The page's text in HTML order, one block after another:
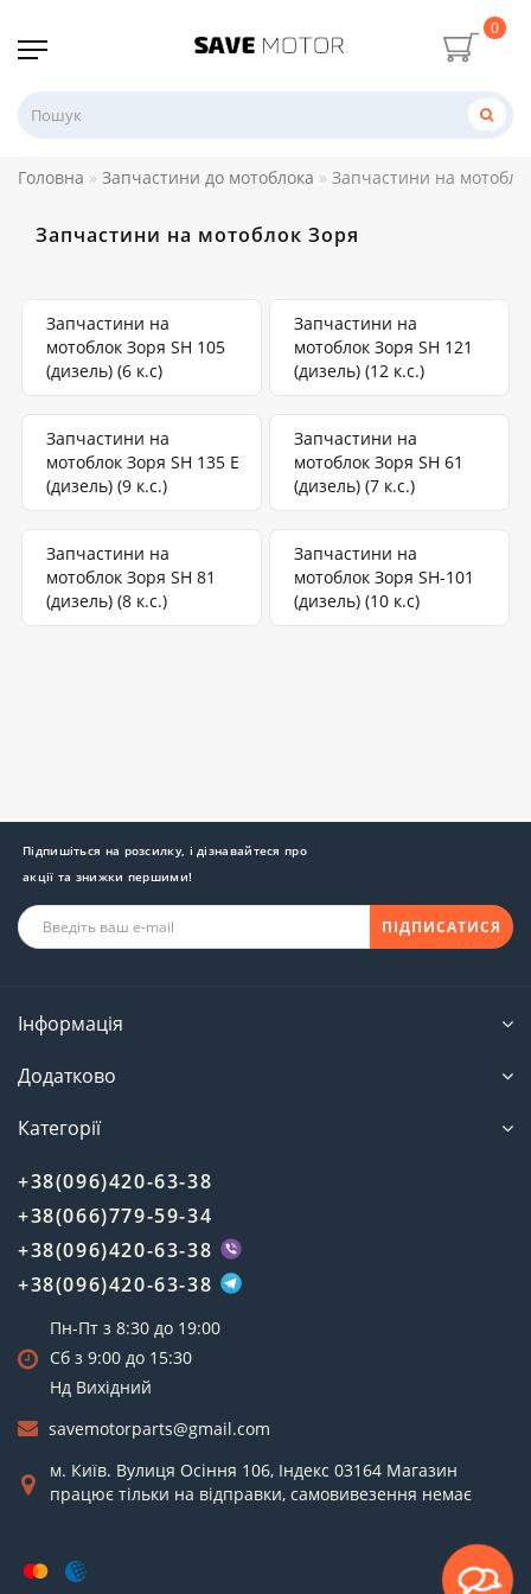
0
Головна Запчастини до мотоблока Запчастини на
Запчастини на мотоблок Зоря
Запчастини на
мотоблок Зоря SH 105
(дизель) (6 к.с)
Запчастини на
мотоблок Зоря SH 121
(дизель) (12 к.с.)
Запчастини на
мотоблок Зоря SH 135 Е
(дизель) (9 к.с.)
Запчастини на
мотоблок Зоря SH 61
(дизель) (7 к.с.)
Запчастини на
мотоблок Зоря SH 81
(дизель) (8 к.с.)
Запчастини на
мотоблок Зоря SH-101
(дизель) (10 к.с)
Підпишіться на розсилку, і дізнавайтеся про
акції та знижки першими!
ПІДПИСАТИСЯ
Інформація
Додатково
Категорії
+38(096)420-63-38
+38(066)779-59-34
+38(096)420-63-38
+38(096)420-63-38
Пн-Пт з 8:30 до 19:00
Сб з 9:00 до 15:30
Нд Вихідний
savemotorparts@gmail.com
м. Київ. Вулиця Осіння 106, Індекс 03164 Магазин
працює тільки на відправки, самовивезення немає